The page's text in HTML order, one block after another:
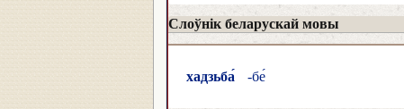
Слоўнік беларускай мовы
хадзьба́ -бе́